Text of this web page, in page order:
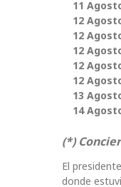
11
12
12
12
12
12
13
14
(*)
El
donde